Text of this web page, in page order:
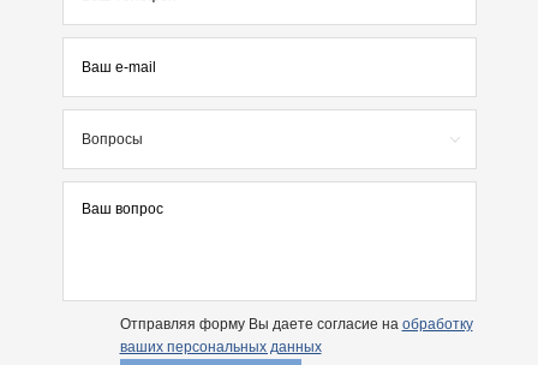
Вопросы
Отправляя форму Вы даете согласие на обработку
ваших персональных данных